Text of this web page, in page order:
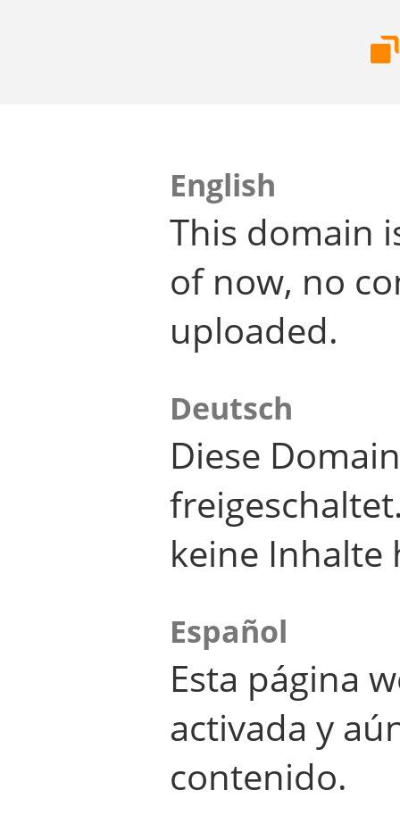
English
This domain
of now, no
uploaded.
Deutsch
Diese
keine Inhalte
Español
Esta página
activada y
contenido.